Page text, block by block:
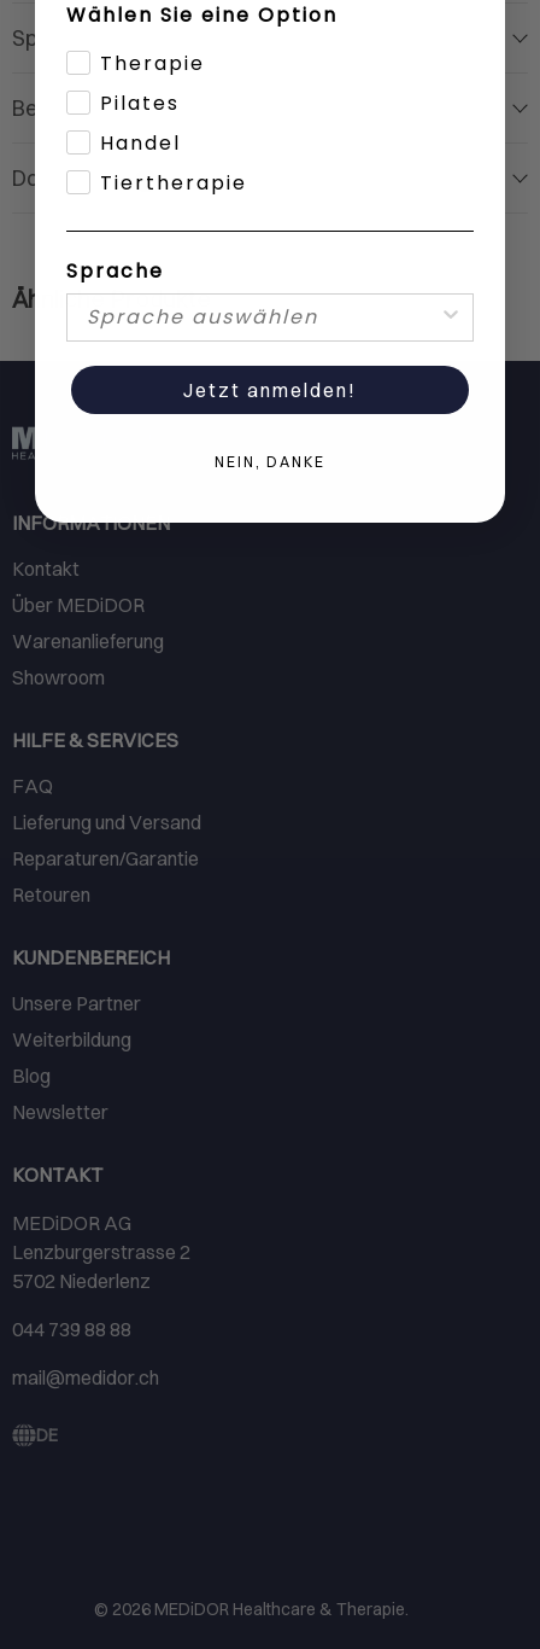
Spezifikationen
Beschreibung
Dokumente 0
Ähnliche Produkte
INFORMATIONEN
Kontakt
Über MEDiDOR
Warenanlieferung
Showroom
HILFE & SERVICES
FAQ
Lieferung und Versand
Reparaturen/Garantie
Retouren
KUNDENBEREICH
Unsere Partner
Weiterbildung
Blog
Newsletter
KONTAKT
MEDiDOR AG
Lenzburgerstrasse 2
5702 Niederlenz
044 739 88 88
mail@medidor.ch
DE
© 2026 MEDiDOR Healthcare & Therapie.
Wählen Sie eine Option
Therapie
Pilates
Handel
Tiertherapie
Sprache
Jetzt anmelden!
NEIN, DANKE